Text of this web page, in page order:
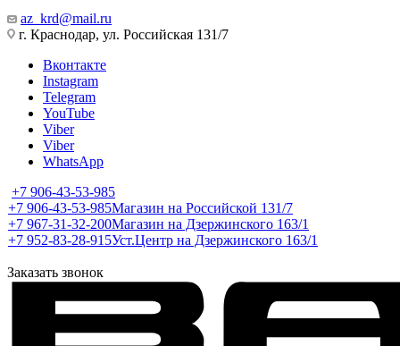
az_krd@mail.ru
г. Краснодар, ул. Российская 131/7
Вконтакте
Instagram
Telegram
YouTube
Viber
Viber
WhatsApp
+7 906-43-53-985
+7 906-43-53-985Магазин на Российской 131/7
+7 967-31-32-200Магазин на Дзержинского 163/1
+7 952-83-28-915Уст.Центр на Дзержинского 163/1
Заказать звонок